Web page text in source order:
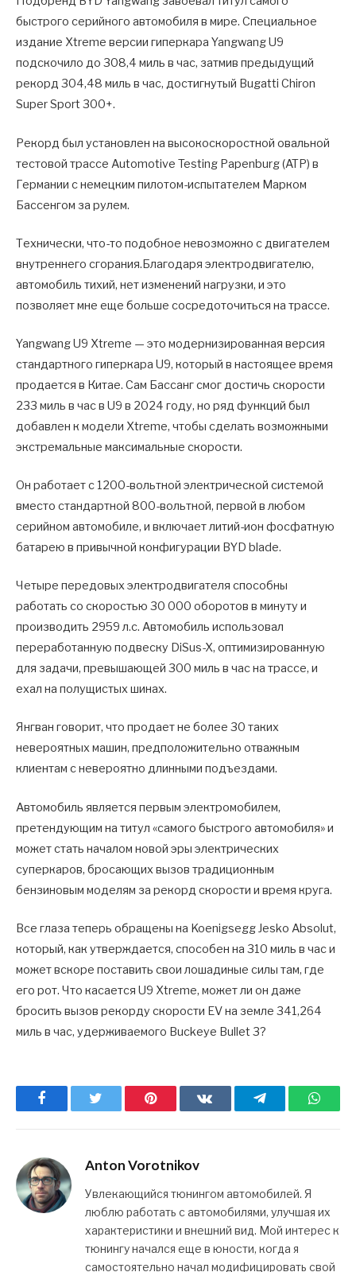
быстрого серийного автомобиля в мире. Специальное
издание Xtreme версии гиперкара Yangwang U9
подскочило до 308,4 миль в час, затмив предыдущий
рекорд 304,48 миль в час, достигнутый Bugatti Chiron
Super Sport 300+.
Рекорд был установлен на высокоскоростной овальной
тестовой трассе Automotive Testing Papenburg (ATP) в
Германии с немецким пилотом-испытателем Марком
Бассенгом за рулем.
Технически, что-то подобное невозможно с двигателем
внутреннего сгорания.Благодаря электродвигателю,
автомобиль тихий, нет изменений нагрузки, и это
позволяет мне еще больше сосредоточиться на трассе.
Yangwang U9 Xtreme — это модернизированная версия
стандартного гиперкара U9, который в настоящее время
продается в Китае. Сам Бассанг смог достичь скорости
233 миль в час в U9 в 2024 году, но ряд функций был
добавлен к модели Xtreme, чтобы сделать возможными
экстремальные максимальные скорости.
Он работает с 1200-вольтной электрической системой
вместо стандартной 800-вольтной, первой в любом
серийном автомобиле, и включает литий-ион фосфатную
батарею в привычной конфигурации BYD blade.
Четыре передовых электродвигателя способны
работать со скоростью 30 000 оборотов в минуту и
производить 2959 л.с. Автомобиль использовал
переработанную подвеску DiSus-X, оптимизированную
для задачи, превышающей 300 миль в час на трассе, и
ехал на полущистых шинах.
Янгван говорит, что продает не более 30 таких
невероятных машин, предположительно отважным
клиентам с невероятно длинными подъездами.
Автомобиль является первым электромобилем,
претендующим на титул «самого быстрого автомобиля» и
может стать началом новой эры электрических
суперкаров, бросающих вызов традиционным
бензиновым моделям за рекорд скорости и время круга.
Все глаза теперь обращены на Koenigsegg Jesko Absolut,
который, как утверждается, способен на 310 миль в час и
может вскоре поставить свои лошадиные силы там, где
его рот. Что касается U9 Xtreme, может ли он даже
бросить вызов рекорду скорости EV на земле 341,264
миль в час, удерживаемого Buckeye Bullet 3?
Facebook Pinterest ВКонтактеTelegram
Anton Vorotnikov
Увлекающийся тюнингом автомобилей. Я
люблю работать с автомобилями, улучшая их
характеристики и внешний вид. Мой интерес к
тюнингу начался еще в юности, когда я
самостоятельно начал модифицировать свой